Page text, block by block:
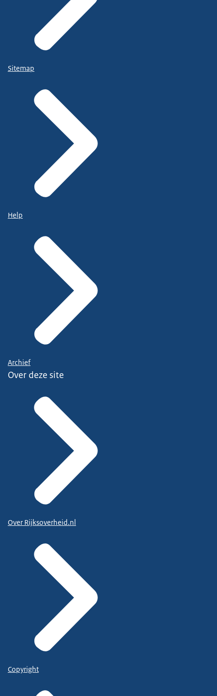
Sitemap
Help
Archief
Over deze site
Over Rijksoverheid.nl
Copyright